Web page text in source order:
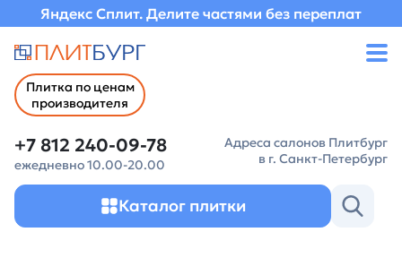
Яндекс Сплит. Делите частями без переплат
Плитка по ценам
производителя
+7 812 240-09-78
ежедневно 10.00-20.00
Адреса салонов Плитбург
в г. Санкт-Петербург
Каталог плитки